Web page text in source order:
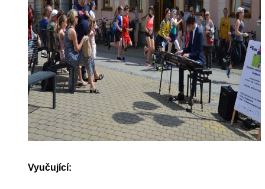
Vyučující: